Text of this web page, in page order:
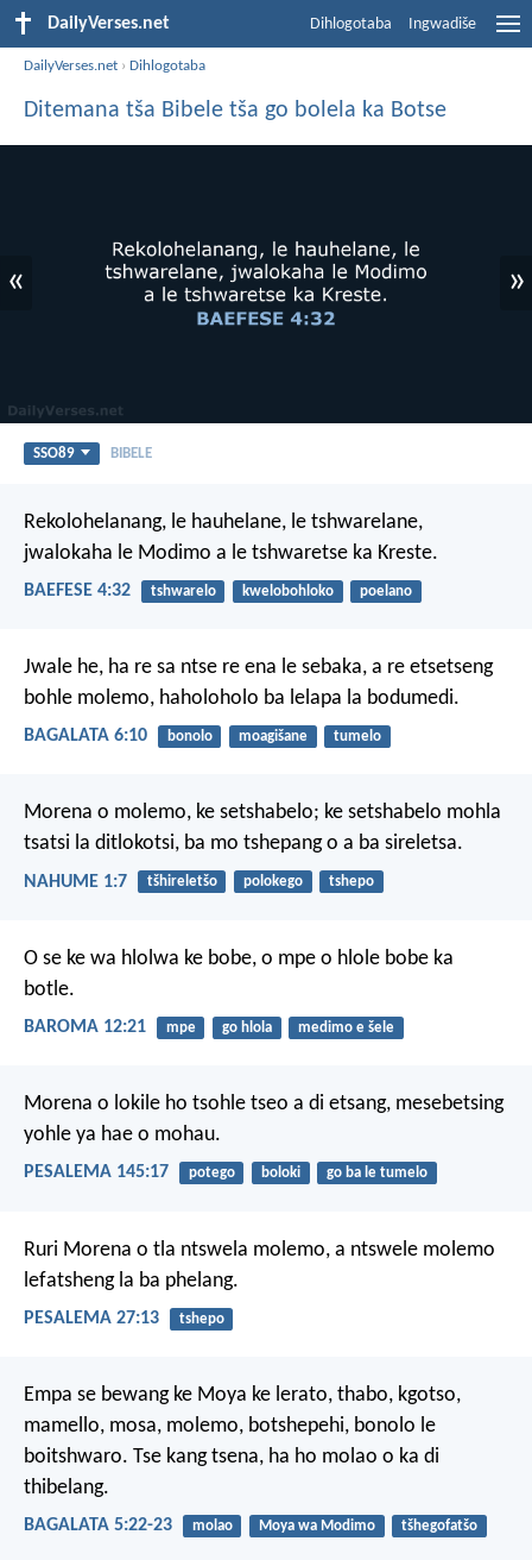
DailyVerses.net Dihlogotaba Ingwadiše
DailyVerses.net ›Dihlogotaba
Ditemana tša Bibele tša go bolela ka Botse
« »
SSO89 BIBELE
Rekolohelanang, le hauhelane, le tshwarelane,
jwalokaha le Modimo a le tshwaretse ka Kreste.
BAEFESE 4:32 tshwarelo kwelobohloko poelano
Jwale he, ha re sa ntse re ena le sebaka, a re etsetseng
bohle molemo, haholoholo ba lelapa la bodumedi.
BAGALATA 6:10 bonolo moagišane tumelo
Morena o molemo, ke setshabelo; ke setshabelo mohla
tsatsi la ditlokotsi, ba mo tshepang o a ba sireletsa.
NAHUME 1:7 tšhireletšo polokego tshepo
O se ke wa hlolwa ke bobe, o mpe o hlole bobe ka
botle.
BAROMA 12:21 mpe go hlola medimo e šele
Morena o lokile ho tsohle tseo a di etsang, mesebetsing
yohle ya hae o mohau.
PESALEMA 145:17 potego boloki go ba le tumelo
Ruri Morena o tla ntswela molemo, a ntswele molemo
lefatsheng la ba phelang.
PESALEMA 27:13 tshepo
Empa se bewang ke Moya ke lerato, thabo, kgotso,
mamello, mosa, molemo, botshepehi, bonolo le
boitshwaro. Tse kang tsena, ha ho molao o ka di
thibelang.
BAGALATA 5:22-23 molao Moya wa Modimo tšhegofatšo